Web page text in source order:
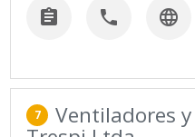
  
7 Ventiladores